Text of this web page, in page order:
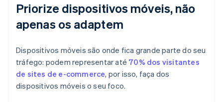
Priorize dispositivos móveis, não
apenas os adaptem
Dispositivos móveis são onde fica grande parte do seu
tráfego: podem representar até 70% dos visitantes
de sites de e-commerce, por isso, faça dos
dispositivos móveis o seu foco.